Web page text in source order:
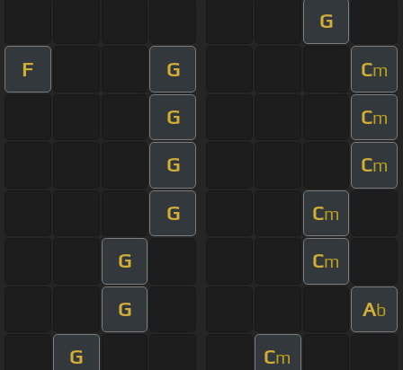
G
F G Cm
G Cm
G Cm
G Cm
G Cm
G Ab
G Cm